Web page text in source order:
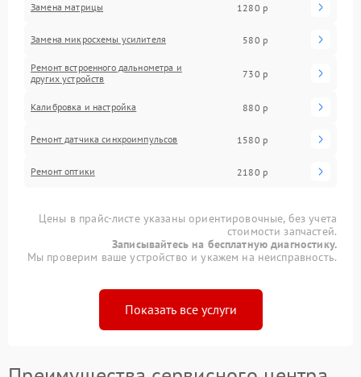
Замена матрицы 1280 р
Замена микросхемы усилителя 580 р
Ремонт встроенного дальнометра и
других устройств
730 р
Калибровка и настройка 880 р
Ремонт датчика синхроимпульсов 1580 р
Ремонт оптики 2180 р
Цены в прайс-листе указаны ориентировочные, без учета
стоимости запчастей.
Записывайтесь на бесплатную диагностику.
Мы проверим ваше устройство и укажем на неисправность.
Показать все услуги